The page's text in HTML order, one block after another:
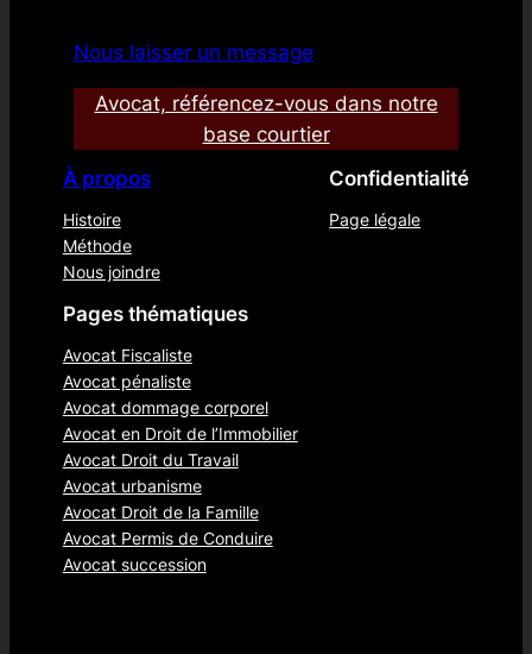
Nous laisser un message
Avocat, référencez-vous dans notre
base courtier
À propos
Histoire
Méthode
Nous joindre
Confidentialité
Page légale
Pages thématiques
Avocat Fiscaliste
Avocat pénaliste
Avocat dommage corporel
Avocat en Droit de l’Immobilier
Avocat Droit du Travail
Avocat urbanisme
Avocat Droit de la Famille
Avocat Permis de Conduire
Avocat succession